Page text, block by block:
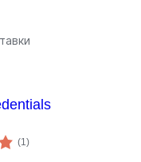
(1укупних
оцена
)